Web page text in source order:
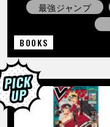
最強ジャンプ
BOOKS